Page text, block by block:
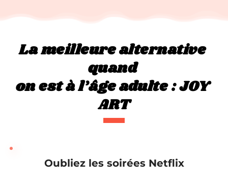
La meilleure alternative
quand
on est à l’âge adulte : JOY
ART
Oubliez les soirées Netflix